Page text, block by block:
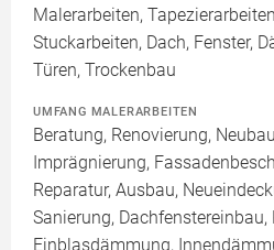
Malerarbeiten,
Stuckarbeiten, Dach, Fenster,
Türen, Trockenbau
UMFANG MALERARBEITEN
Beratung, Renovierung,
Imprägnierung,
Reparatur, Ausbau,
Sanierung, Dachfenstereinbau,
Einblasdämmung,